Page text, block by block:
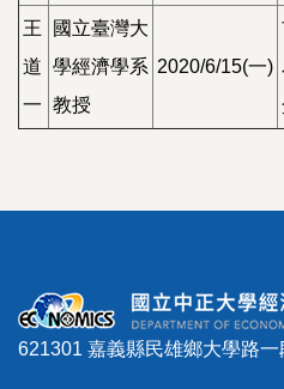
王
道
一
國立臺灣大
學經濟學系
教授
2020/6/15(一)
621301 嘉義縣民雄鄉大學路一